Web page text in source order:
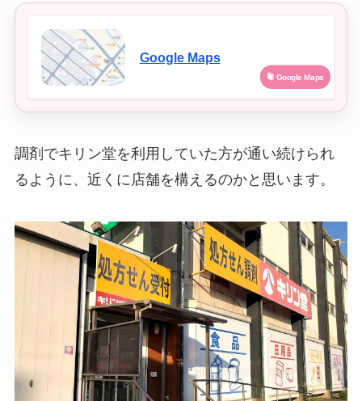
Google Maps
Google Maps
調剤でキリン堂を利用していた方が通い続けられ
るように、近くに店舗を構えるのかと思います。